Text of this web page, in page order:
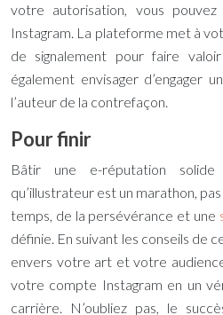
votre autorisation, vous
Instagram. La plateforme met à
de signalement pour faire
également envisager d’engager
l’auteur de la contrefaçon.
Pour finir
Bâtir une e-réputation
qu’illustrateur est un marathon,
temps, de la persévérance et une
définie. En suivant les conseils de
envers votre art et votre
votre compte Instagram en un
carrière. N’oubliez pas, le